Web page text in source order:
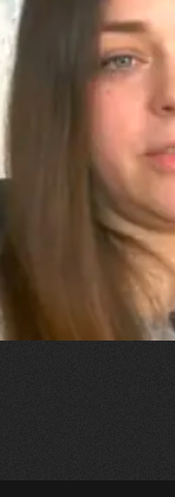
27.07.2026
"Я перенесла
плакала від
болю. Але
бере за
далі"